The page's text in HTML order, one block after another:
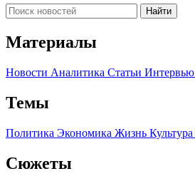
Найти
Материалы
Новости Аналитика Статьи Интервью
Темы
Политика Экономика Жизнь Культура
Сюжеты